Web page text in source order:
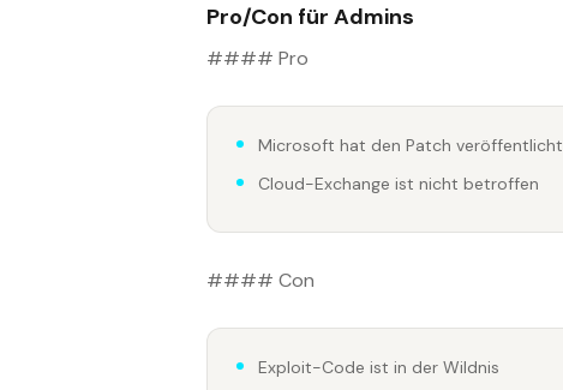
Pro/Con für Admins
#### Pro
Microsoft hat den Patch veröffentlicht
Cloud-Exchange ist nicht betroffen
#### Con
Exploit-Code ist in der Wildnis